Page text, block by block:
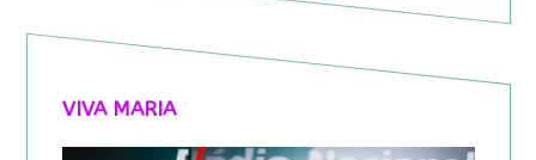
VIVA MARIA